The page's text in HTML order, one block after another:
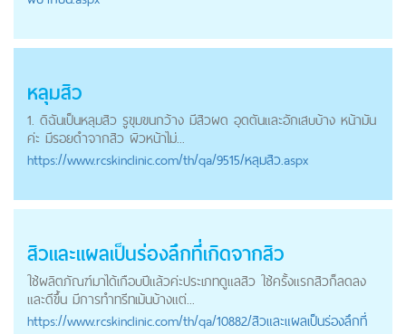
หลุมสิว
1. ดิฉันเป็นหลุมสิว รูขุมขนกว้าง มีสิวผด อุดตันและอักเสบบ้าง หน้ามัน
ค่ะ มีรอยดำจากสิว ผิวหน้าไม่...
https://www.rcskinclinic.com/th/qa/9515/หลุมสิว.aspx
สิวและแผลเป็นร่องลึกที่เกิดจากสิว
ใช้ผลิตภัณฑ์มาได้เกือบปีแล้วค่ะประเภทดูแลสิว ใช้ครั้งแรกสิวก็ลดลง
และดีขึ้น มีการทำทรีทเม้นบ้างแต่...
https://www.rcskinclinic.com/th/qa/10882/สิวและแผลเป็นร่องลึกที่